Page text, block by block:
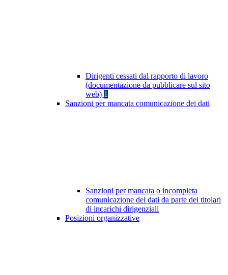
Dirigenti cessati dal rapporto di lavoro
(documentazione da pubblicare sul sito
web) 1
Sanzioni per mancata comunicazione dei dati
Sanzioni per mancata o incompleta
comunicazione dei dati da parte dei titolari
di incarichi dirigenziali
Posizioni organizzative